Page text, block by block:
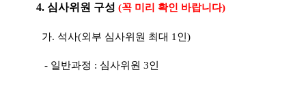
4. 심사위원 구성 (꼭 미리 확인 바랍니다)
가. 석사(외부 심사위원 최대 1인)
- 일반과정 : 심사위원 3인